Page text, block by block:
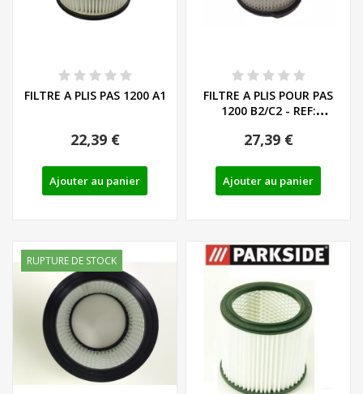
FILTRE A PLIS PAS 1200 A1
22,39 €
Ajouter au panier
FILTRE A PLIS POUR PAS
1200 B2/C2 - REF:
27,39 €
Ajouter au panier
RUPTURE DE STOCK